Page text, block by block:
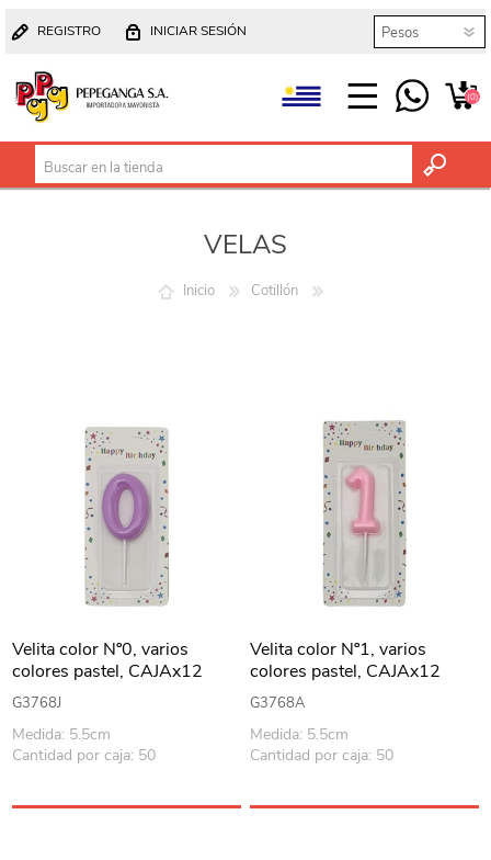
REGISTRO INICIAR SESIÓN
(0)
VELAS
Inicio Cotillón
Velita color Nº0, varios
colores pastel, CAJAx12
G3768J
Medida: 5.5cm
Cantidad por caja: 50
Velita color Nº1, varios
colores pastel, CAJAx12
G3768A
Medida: 5.5cm
Cantidad por caja: 50